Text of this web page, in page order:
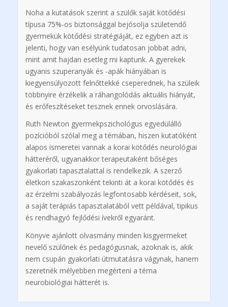
Noha a kutatások szerint a szülők saját kötődési
típusa 75%-os biztonsággal bejósolja születendő
gyermekük kötődési stratégiáját, ez egyben azt is
jelenti, hogy van esélyünk tudatosan jobbat adni,
mint amit hajdan esetleg mi kaptunk. A gyerekek
ugyanis szuperanyák és -apák hiányában is
kiegyensúlyozott felnőttekké cseperednek, ha szüleik
többnyire érzékelik a ráhangolódás aktuális hiányát,
és erőfeszítéseket tesznek ennek orvoslására.
Ruth Newton gyermekpszichológus egyedülálló
pozícióból szólal meg a témában, hiszen kutatóként
alapos ismeretei vannak a korai kötődés neurológiai
hátteréről, ugyanakkor terapeutaként bőséges
gyakorlati tapasztalattal is rendelkezik. A szerző
életkori szakaszonként tekinti át a korai kötődés és
az érzelmi szabályozás legfontosabb kérdéseit, sok,
a saját terápiás tapasztalatából vett példával, tipikus
és rendhagyó fejlődési ívekről egyaránt.
Könyve ajánlott olvasmány minden kisgyermeket
nevelő szülőnek és pedagógusnak, azoknak is, akik
nem csupán gyakorlati útmutatásra vágynak, hanem
szeretnék mélyebben megérteni a téma
neurobiológiai hátterét is.